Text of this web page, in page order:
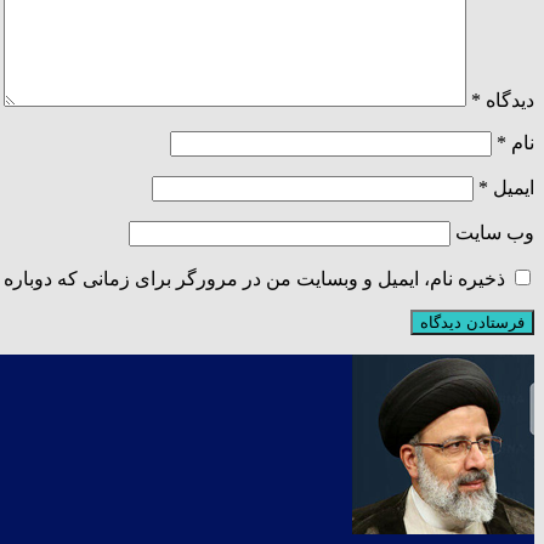
دیدگاه *
نام *
ایمیل *
وب‌ سایت
ذخیره نام، ایمیل و وبسایت من در مرورگر برای زمانی که